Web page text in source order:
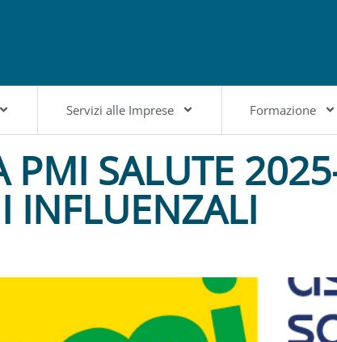
Servizi alle Imprese Formazione
PMI SALUTE
INFLUENZALI